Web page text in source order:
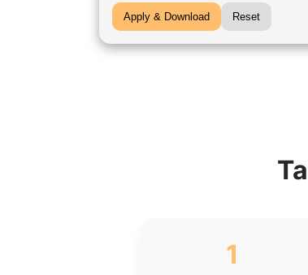
Apply & Download Reset
1